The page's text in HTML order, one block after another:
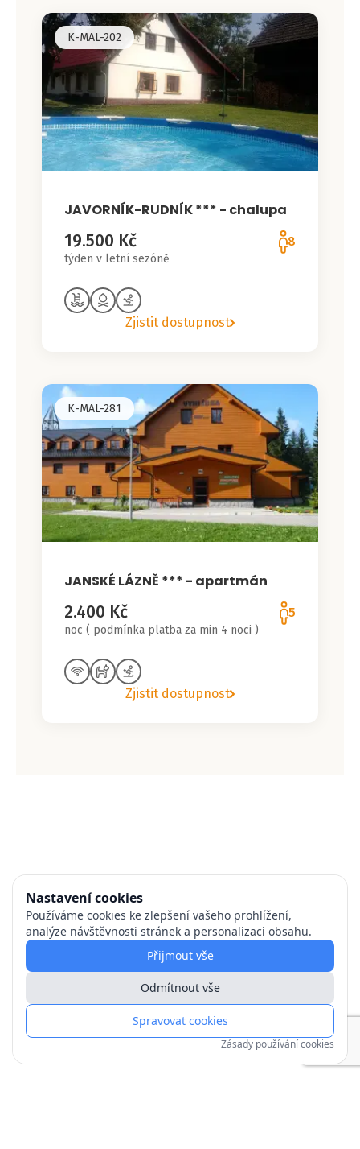
K-MAL-202
JAVORNÍK-RUDNÍK *** - chalupa
19.500 Kč
týden v letní sezóně
8
Zjistit dostupnost
K-MAL-281
JANSKÉ LÁZNĚ *** - apartmán
2.400 Kč
noc ( podmínka platba za min 4 noci )
5
Zjistit dostupnost
Nastavení cookies
Používáme cookies ke zlepšení vašeho prohlížení,
analýze návštěvnosti stránek a personalizaci obsahu.
Přijmout vše
Odmítnout vše
Spravovat cookies
Zásady používání cookies